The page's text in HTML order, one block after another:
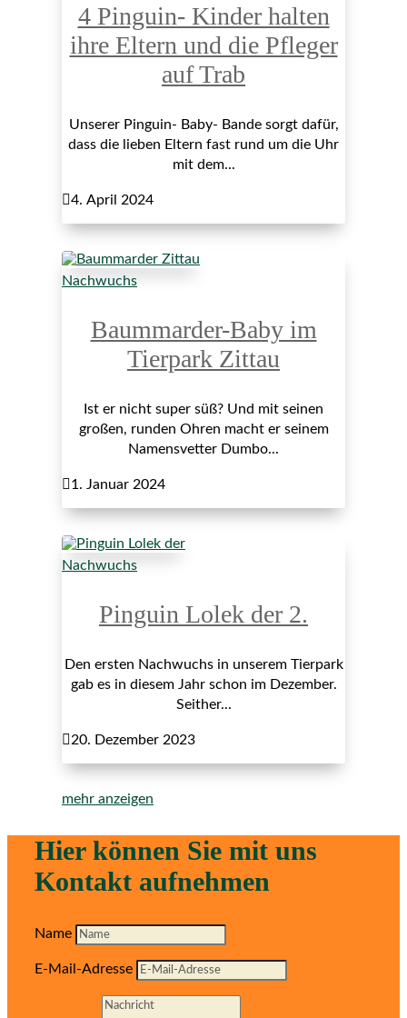
4 Pinguin- Kinder halten
ihre Eltern und die Pfleger
auf Trab
Unserer Pinguin- Baby- Bande sorgt dafür,
dass die lieben Eltern fast rund um die Uhr
mit dem...
4. April 2024
Nachwuchs
Baummarder-Baby im
Tierpark Zittau
Ist er nicht super süß? Und mit seinen
großen, runden Ohren macht er seinem
Namensvetter Dumbo...
1. Januar 2024
Nachwuchs
Pinguin Lolek der 2.
Den ersten Nachwuchs in unserem Tierpark
gab es in diesem Jahr schon im Dezember.
Seither...
20. Dezember 2023
mehr anzeigen
Hier können Sie mit uns
Kontakt aufnehmen
Name
E-Mail-Adresse